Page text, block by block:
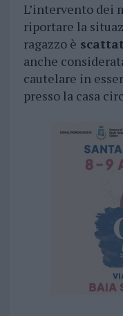
L’intervento dei
riportare la
ragazzo è
anche
cautelare in
presso la casa